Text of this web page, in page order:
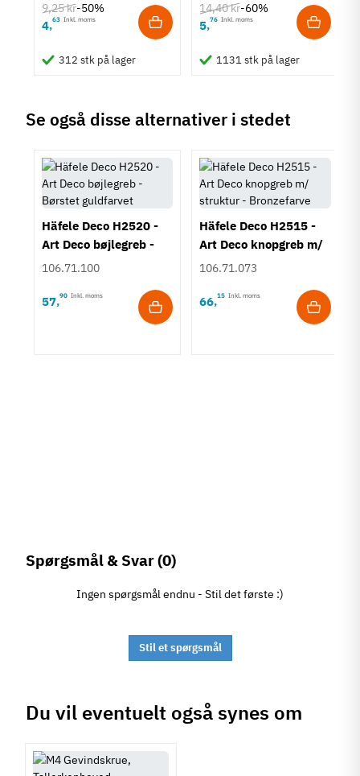
Klassisk
Tilstand
9,25 kr-50%
4,63 Inkl. moms
312 stk på lager
14,40 kr-60%
5,76 Inkl. moms
1131 stk på lager
Se også disse alternativer i stedet
Häfele Deco H2520 -
Art Deco bøjlegreb -
Børstet guldfarvet
106.71.100
57,90 Inkl. moms
Häfele Deco H2515 -
Art Deco knopgreb m/
struktur - Bronzefarve
106.71.073
66,15 Inkl. moms
Spørgsmål & Svar(0)
Ingen spørgsmål endnu - Stil det første :)
Stil et spørgsmål
Du vil eventuelt også synes om